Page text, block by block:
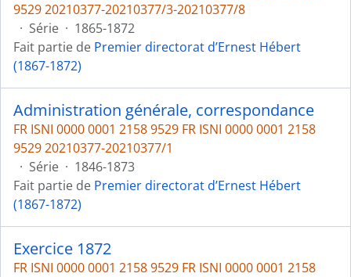
9529 20210377-20210377/3-20210377/8
· Série · 1865-1872
Fait partie de Premier directorat d’Ernest Hébert
(1867-1872)
Administration générale, correspondance
FR ISNI 0000 0001 2158 9529 FR ISNI 0000 0001 2158
9529 20210377-20210377/1
· Série · 1846-1873
Fait partie de Premier directorat d’Ernest Hébert
(1867-1872)
Exercice 1872
FR ISNI 0000 0001 2158 9529 FR ISNI 0000 0001 2158